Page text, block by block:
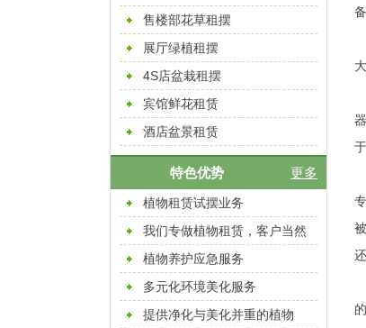
售楼部花草租摆
展厅绿植租摆
4S店盆栽租摆
宾馆鲜花租赁
酒店盆景租赁
特色优势 更多
植物租赁试摆业务
我们专做植物租赁，客户当然
放心
植物养护应急服务
多元化环境美化服务
提供净化与美化并重的植物
大